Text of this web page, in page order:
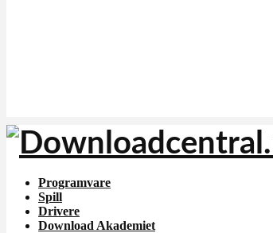
Programvare
Spill
Drivere
Download Akademiet